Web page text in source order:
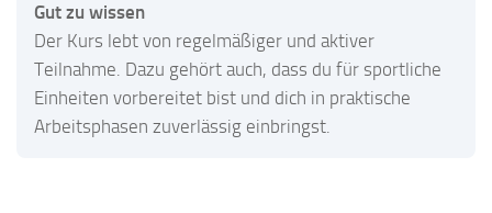
Gut zu wissen
Der Kurs lebt von regelmäßiger und aktiver
Teilnahme. Dazu gehört auch, dass du für sportliche
Einheiten vorbereitet bist und dich in praktische
Arbeitsphasen zuverlässig einbringst.